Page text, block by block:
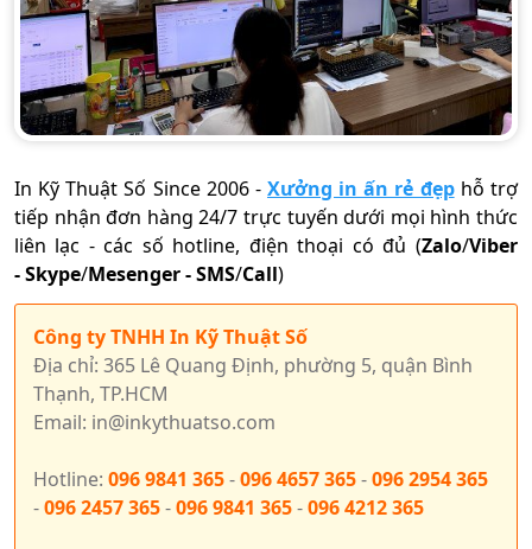
In Kỹ Thuật Số Since 2006-Xưởng in ấn rẻ đẹphỗ trợ
tiếp nhận đơn hàng 24/7 trực tuyến dưới mọi hình thức
liên lạc - các số hotline, điện thoại có đủ (Zalo/Viber
-Skype/Mesenger-SMS/Call)
Công ty TNHH In Kỹ Thuật Số
Địa chỉ: 365 Lê Quang Định, phường 5, quận Bình
Thạnh, TP.HCM
Email: in@inkythuatso.com
Hotline: 096 9841 365-096 4657 365-096 2954 365
-096 2457 365-096 9841 365-096 4212 365